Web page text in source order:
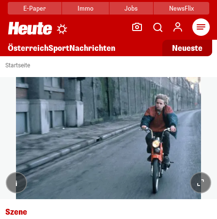
E-Paper Immo Jobs NewsFlix
ÖsterreichSportNachrichten Neueste
Startseite
i
Szene